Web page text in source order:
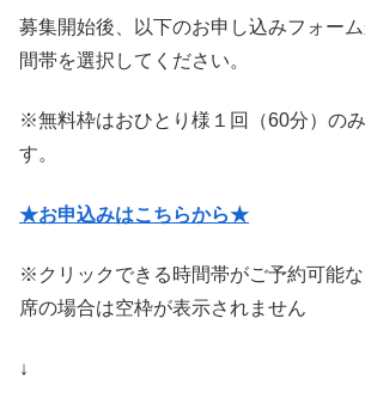
募集開始後、以下のお申し込みフォー
間帯を選択してください。
※無料枠はおひとり様１回（60分）の
す。
★お申込みはこちらから★
※クリックできる時間帯がご予約可能
席の場合は空枠が表示されません
↓